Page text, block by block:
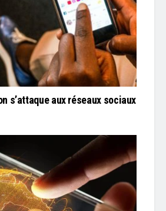
s’attaque aux réseaux sociaux